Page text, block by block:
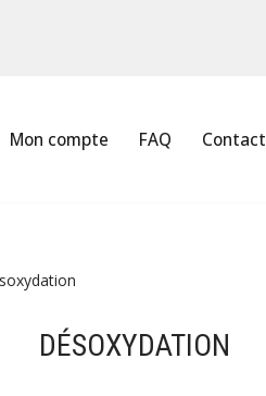
Mon compte FAQ Contact
DÉSOXYDATION